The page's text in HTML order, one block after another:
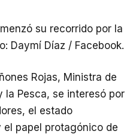
su recorrido por la
Daymí Díaz / Facebook.
Rojas, Ministra de
la Pesca, se interesó por
el estado
papel protagónico de